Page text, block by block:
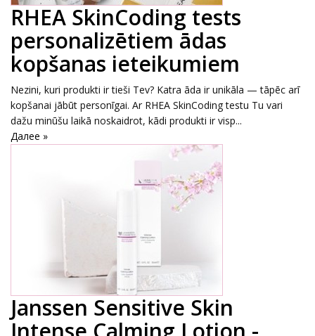
RHEA SkinCoding tests
personalizētiem ādas
kopšanas ieteikumiem
Nezini, kuri produkti ir tieši Tev? Katra āda ir unikāla — tāpēc arī
kopšanai jābūt personīgai. Ar RHEA SkinCoding testu Tu vari
dažu minūšu laikā noskaidrot, kādi produkti ir visp...
Далее »
Janssen Sensitive Skin